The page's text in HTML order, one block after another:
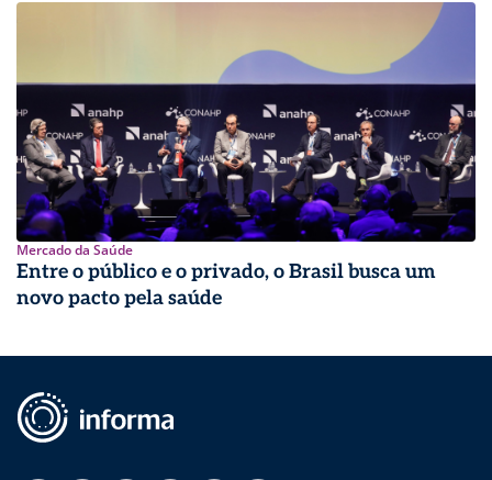
Mercado da Saúde
Entre o público e o privado, o Brasil busca um
novo pacto pela saúde